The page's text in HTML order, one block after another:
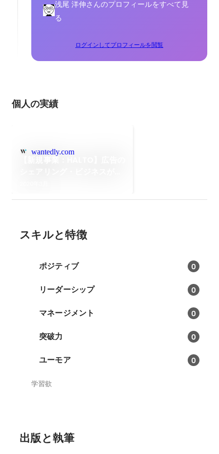
浅尾 洋伸さんのプロフィールをすべて見
る
ログインしてプロフィールを閲覧
個人の実績
wantedly.com
スキルと特徴
ポジティブ 0
リーダーシップ 0
マネージメント 0
突破力 0
ユーモア 0
学習欲
出版と執筆